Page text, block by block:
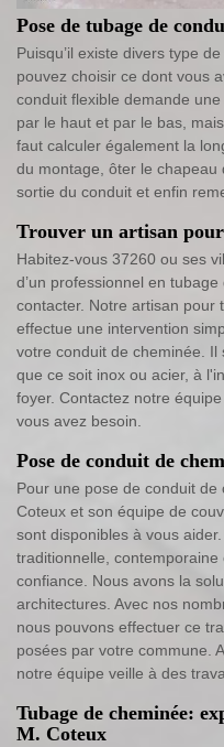
Pose de tubage de
Puisqu’il existe divers type
pouvez choisir ce dont vous
conduit flexible demande
par le haut et par le bas,
faut calculer également la
du montage, ôter le chapeau
sortie du conduit et enfin
Trouver un artisan
Habitez-vous 37260 ou ses
d’un professionnel en
contacter. Notre artisan pour
effectue une intervention
votre conduit de cheminée. Il
que ce soit inox ou acier, à
foyer. Contactez notre
vous avez besoin.
Pose de conduit de
Pour une pose de conduit de
Coteux et son équipe de
sont disponibles à vous
traditionnelle,
confiance. Nous avons la
architectures. Avec nos
nous pouvons effectuer ce
posées par votre commune.
notre équipe veille à des
Tubage de cheminée:
M. Coteux